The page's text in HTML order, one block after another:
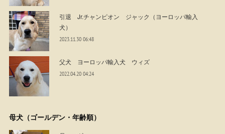
引退 Jr.チャンピオン ジャック（ヨーロッパ輸入
犬）
2023.11.30 06:48
父犬 ヨーロッパ輸入犬 ウィズ
2022.04.20 04:24
母犬（ゴールデン・年齢順）